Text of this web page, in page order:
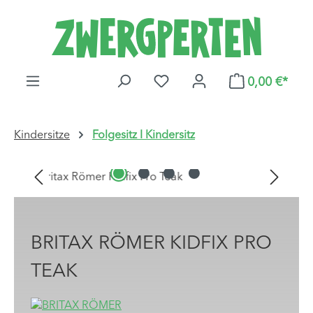
Zum Hauptinhalt springen
DU HAST 0 PRODUKTE AUF
0,00 €*
Kindersitze Folgesitz I Kindersitz
Bildergalerie überspringen
BRITAX RÖMER KIDFIX PRO
TEAK